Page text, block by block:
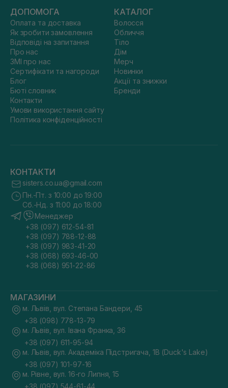
ДОПОМОГА
Оплата та доставка
Як зробити замовлення
Відповіді на запитання
Про нас
ЗМІ про нас
Сертифікати та нагороди
Блог
Бюті словник
Контакти
Умови використання сайту
Політика конфіденційності
КАТАЛОГ
Волосся
Обличчя
Тіло
Дім
Мерч
Новинки
Акції та знижки
Бренди
КОНТАКТИ
sisters.co.ua@gmail.com
Пн.-Пт. з 10:00 до 19:00
Сб.-Нд. з 11:00 до 18:00
Менеджер
+38 (097) 612-54-81
+38 (097) 788-12-88
+38 (097) 983-41-20
+38 (068) 693-46-00
+38 (068) 951-22-86
МАГАЗИНИ
м. Львів, вул. Степана Бандери, 45
+38 (098) 778-13-79
м. Львів, вул. Івана Франка, 36
+38 (097) 611-95-94
м. Львів, вул. Академіка Підстригача, 1В (Duck's Lake)
+38 (097) 101-97-16
м. Рівне, вул. 16-го Липня, 15
+38 (097) 544-61-44